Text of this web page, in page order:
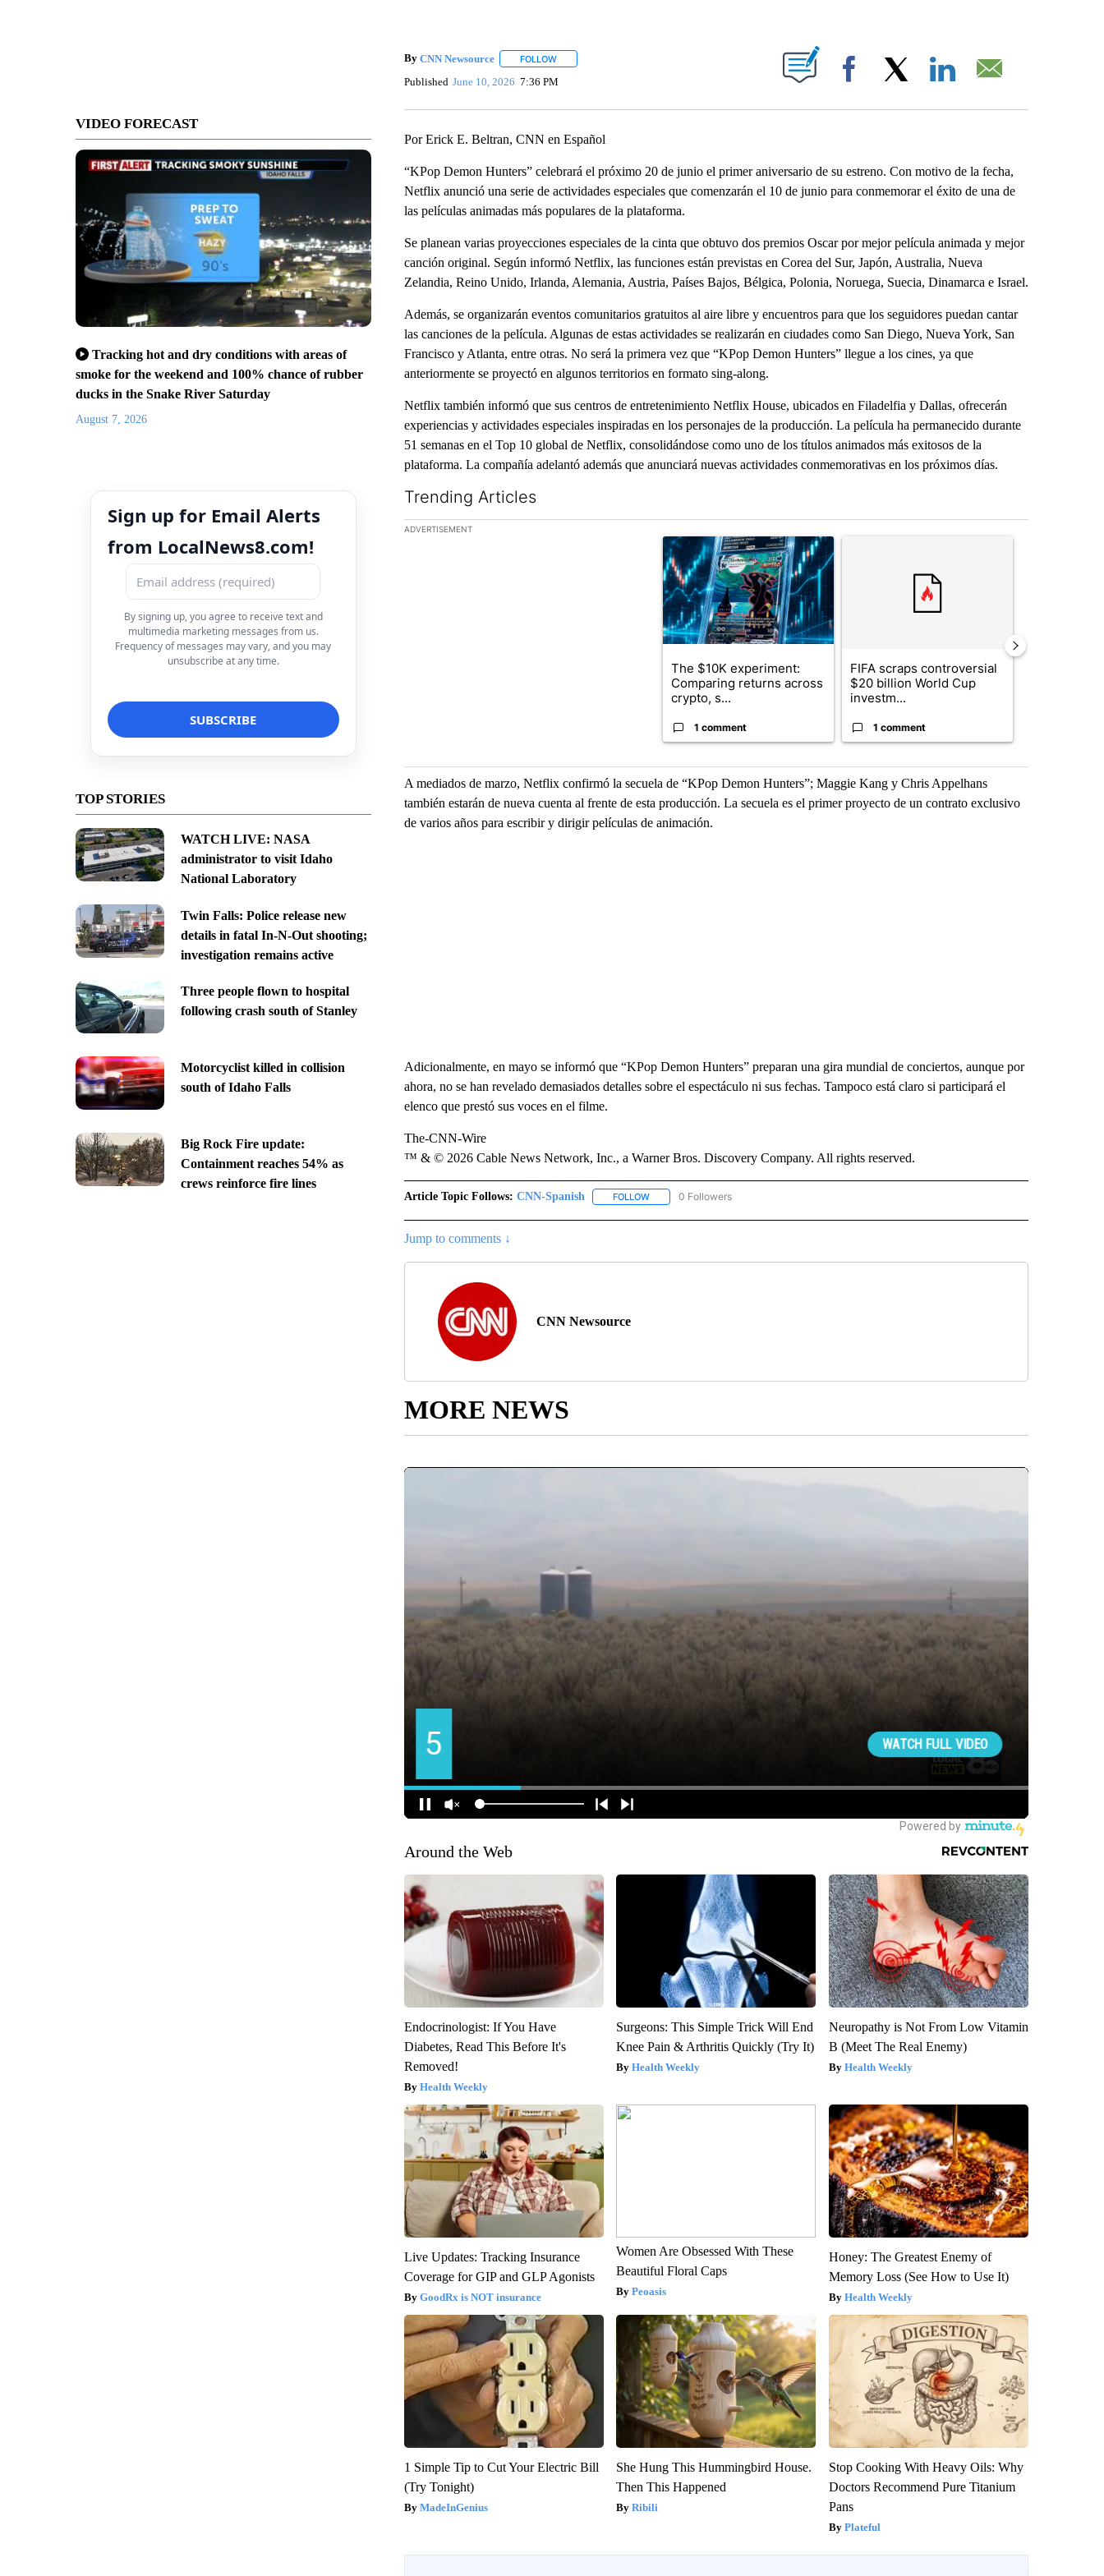
VIDEO FORECAST
Tracking hot and dry conditions with areas of
smoke for the weekend and 100% chance of rubber
ducks in the Snake River Saturday
August 7, 2026
Sign up for Email Alerts
from LocalNews8.com!
By signing up, you agree to receive text and
multimedia marketing messages from us.
Frequency of messages may vary, and you may
unsubscribe at any time.
TOP STORIES
WATCH LIVE: NASA
administrator to visit Idaho
National Laboratory
Twin Falls: Police release new
details in fatal In-N-Out shooting;
investigation remains active
Three people flown to hospital
following crash south of Stanley
Motorcyclist killed in collision
south of Idaho Falls
Big Rock Fire update:
Containment reaches 54% as
crews reinforce fire lines
By CNN Newsource FOLLOWFOLLOW "" TO RECEIVE NOTIFICATIONS ABOUT NEW PAGES ON "".
Published June 10, 2026 7:36 PM Facebook
Por Erick E. Beltran, CNN en Español
“KPop Demon Hunters” celebrará el próximo 20 de junio el primer aniversario de su estreno. Con motivo de la fecha,
Netflix anunció una serie de actividades especiales que comenzarán el 10 de junio para conmemorar el éxito de una de
las películas animadas más populares de la plataforma.
Se planean varias proyecciones especiales de la cinta que obtuvo dos premios Oscar por mejor película animada y mejor
canción original. Según informó Netflix, las funciones están previstas en Corea del Sur, Japón, Australia, Nueva
Zelandia, Reino Unido, Irlanda, Alemania, Austria, Países Bajos, Bélgica, Polonia, Noruega, Suecia, Dinamarca e Israel.
Además, se organizarán eventos comunitarios gratuitos al aire libre y encuentros para que los seguidores puedan cantar
las canciones de la película. Algunas de estas actividades se realizarán en ciudades como San Diego, Nueva York, San
Francisco y Atlanta, entre otras. No será la primera vez que “KPop Demon Hunters” llegue a los cines, ya que
anteriormente se proyectó en algunos territorios en formato sing-along.
Netflix también informó que sus centros de entretenimiento Netflix House, ubicados en Filadelfia y Dallas, ofrecerán
experiencias y actividades especiales inspiradas en los personajes de la producción. La película ha permanecido durante
51 semanas en el Top 10 global de Netflix, consolidándose como uno de los títulos animados más exitosos de la
plataforma. La compañía adelantó además que anunciará nuevas actividades conmemorativas en los próximos días.
Trending Articles
The following is a list of the most commented articles in the last 7 days.
ADVERTISEMENT
A trending article titled "The $10K experiment: Comparing returns across
The $10K experiment:
Comparing returns across
crypto, s...
1 comment
FIFA scraps controversial
$20 billion World Cup
investm...
1 comment
A mediados de marzo, Netflix confirmó la secuela de “KPop Demon Hunters”; Maggie Kang y Chris Appelhans
también estarán de nueva cuenta al frente de esta producción. La secuela es el primer proyecto de un contrato exclusivo
de varios años para escribir y dirigir películas de animación.
Adicionalmente, en mayo se informó que “KPop Demon Hunters” preparan una gira mundial de conciertos, aunque por
ahora, no se han revelado demasiados detalles sobre el espectáculo ni sus fechas. Tampoco está claro si participará el
elenco que prestó sus voces en el filme.
The-CNN-Wire
™ & © 2026 Cable News Network, Inc., a Warner Bros. Discovery Company. All rights reserved.
Article Topic Follows: CNN-Spanish FOLLOWFOLLOW "CNN-SPANISH" TO RECEIVE NOTIFICATIONS ABOUT NEW PAGES ON "CNN-SPANISH".
0 Followers
Jump to comments ↓
CNN Newsource
MORE NEWS
Around the Web
Endocrinologist: If You Have
Diabetes, Read This Before It's
Removed!
Health Weekly
Surgeons: This Simple Trick Will End
Knee Pain & Arthritis Quickly (Try It)
Health Weekly
Neuropathy is Not From Low Vitamin
B (Meet The Real Enemy)
Health Weekly
Live Updates: Tracking Insurance
Coverage for GIP and GLP Agonists
GoodRx is NOT insurance
Women Are Obsessed With These
Beautiful Floral Caps
Peoasis
Honey: The Greatest Enemy of
Memory Loss (See How to Use It)
Health Weekly
1 Simple Tip to Cut Your Electric Bill
(Try Tonight)
MadeInGenius
She Hung This Hummingbird House.
Then This Happened
Ribili
Stop Cooking With Heavy Oils: Why
Doctors Recommend Pure Titanium
Pans
Plateful